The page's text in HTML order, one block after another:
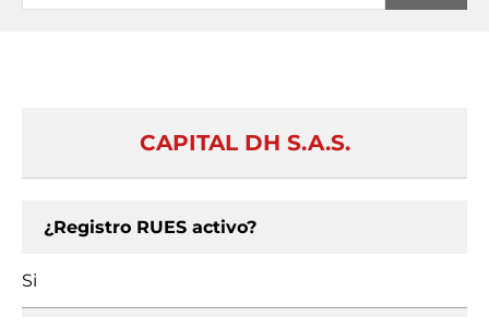
CAPITAL DH S.A.S.
¿Registro RUES activo?
Si